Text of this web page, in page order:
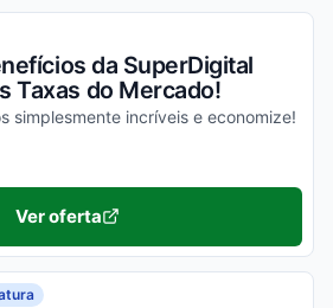
da SuperDigital
Taxas do Mercado!
simplesmente incríveis e economize!
Ver oferta